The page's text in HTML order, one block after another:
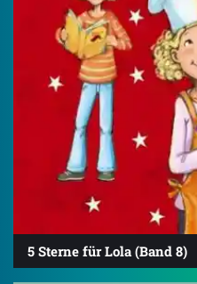
5 Sterne für Lola (Band 8)